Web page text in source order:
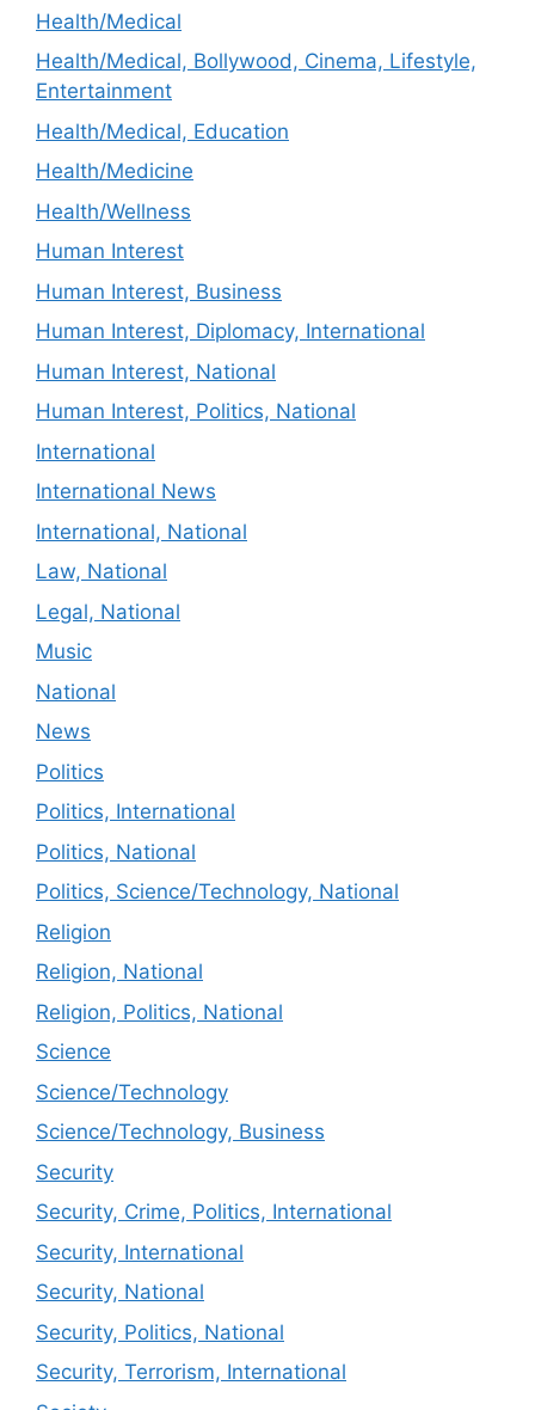
Health/Medical
Health/Medical, Bollywood, Cinema, Lifestyle,
Entertainment
Health/Medical, Education
Health/Medicine
Health/Wellness
Human Interest
Human Interest, Business
Human Interest, Diplomacy, International
Human Interest, National
Human Interest, Politics, National
International
International News
International, National
Law, National
Legal, National
Music
National
News
Politics
Politics, International
Politics, National
Politics, Science/Technology, National
Religion
Religion, National
Religion, Politics, National
Science
Science/Technology
Science/Technology, Business
Security
Security, Crime, Politics, International
Security, International
Security, National
Security, Politics, National
Security, Terrorism, International